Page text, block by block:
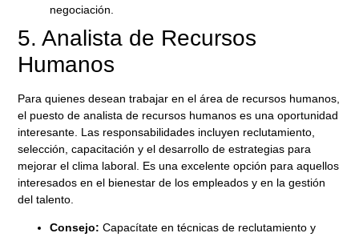
negociación.
5. Analista de Recursos
Humanos
Para quienes desean trabajar en el área de recursos humanos
el puesto de analista de recursos humanos es una oportunidad
interesante. Las responsabilidades incluyen reclutamiento,
selección, capacitación y el desarrollo de estrategias para
mejorar el clima laboral. Es una excelente opción para aquellos
interesados en el bienestar de los empleados y en la gestión
del talento.
Consejo: Capacítate en técnicas de reclutamiento y